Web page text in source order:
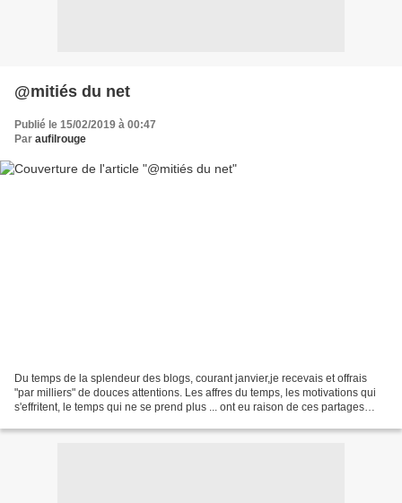
@mitiés du net
Publié le 15/02/2019 à 00:47
Par aufilrouge
Du temps de la splendeur des blogs, courant janvier,je recevais et offrais
"par milliers" de douces attentions. Les affres du temps, les motivations qui
s'effritent, le temps qui ne se prend plus ... ont eu raison de ces partages